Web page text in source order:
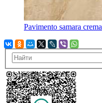
Pavimento samara crema